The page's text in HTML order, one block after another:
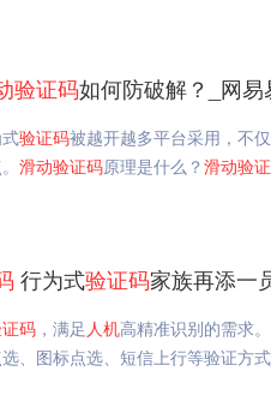
验证码如何防破解？_网易
验证码被越开越多平台采用，不
滑动验证码原理是什么？ 滑动验
行为式验证码家族再添一
码 ，满足 人机高精准识别的需求
、图标点选、短信上行等验证方